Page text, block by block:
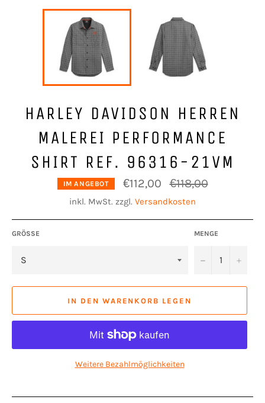
HARLEY DAVIDSON HERREN
MALEREI PERFORMANCE
SHIRT REF. 96316-21VM
IM ANGEBOT €112,00
Normaler
Preis
€118,00
inkl. MwSt. zzgl. Versandkosten
GRÖSSE MENGE
− +
IN DEN WARENKORB LEGEN
Weitere Bezahlmöglichkeiten